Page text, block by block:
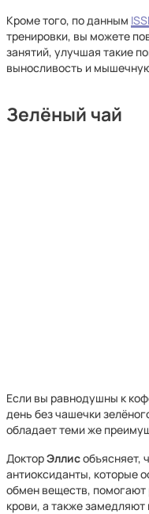
Кроме того, по данным
тренировки, вы можете
занятий, улучшая такие
выносливость и
Зелёный чай
Если вы равнодушны к
день без чашечки
обладает теми же
ДокторЭллисобъясняет,
антиоксиданты, которые
обмен веществ, помогают
крови, а также